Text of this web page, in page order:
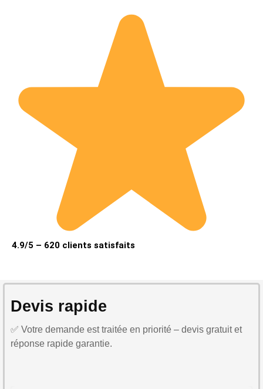
4.9/5 – 620 clients satisfaits
Devis rapide
✅ Votre demande est traitée en priorité – devis gratuit et
réponse rapide garantie.